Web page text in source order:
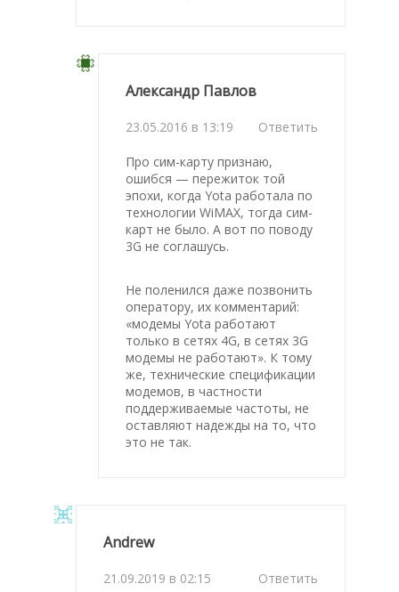
Александр Павлов
23.05.2016 в 13:19 Ответить
Про сим-карту признаю,
ошибся — пережиток той
эпохи, когда Yota работала по
технологии WiMAX, тогда сим-
карт не было. А вот по поводу
3G не соглашусь.
Не поленился даже позвонить
оператору, их комментарий:
«модемы Yota работают
только в сетях 4G, в сетях 3G
модемы не работают». К тому
же, технические спецификации
модемов, в частности
поддерживаемые частоты, не
оставляют надежды на то, что
это не так.
Andrew
21.09.2019 в 02:15 Ответить